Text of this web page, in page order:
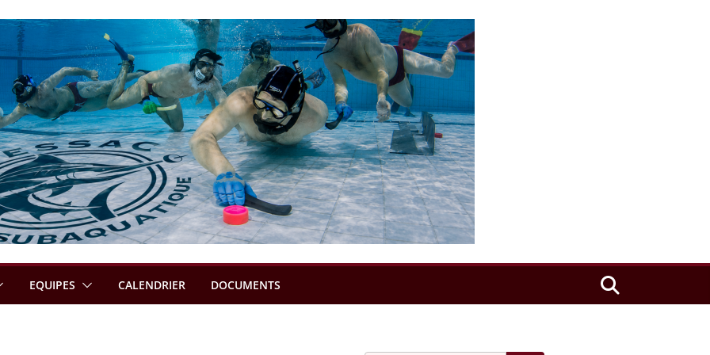
EQUIPES CALENDRIER DOCUMENTS